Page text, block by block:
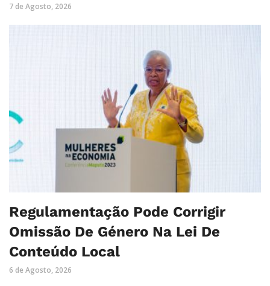
7 de Agosto, 2026
Regulamentação Pode Corrigir
Omissão De Género Na Lei De
Conteúdo Local
6 de Agosto, 2026